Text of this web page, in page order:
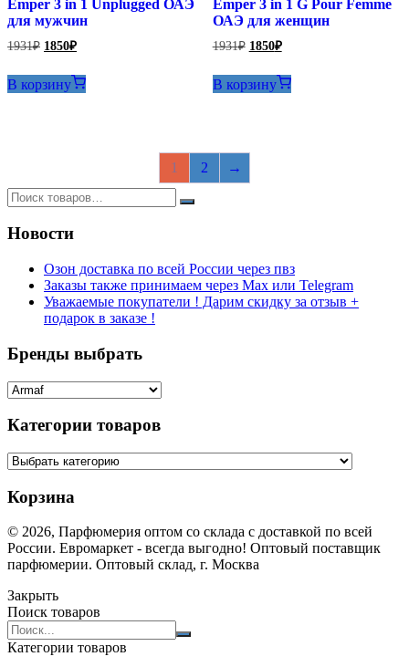
Emper 3 in 1 Unplugged ОАЭ
для мужчин
1931₽ Первоначальная
1931₽.
1850₽Текущая
1850₽.
В корзину
Emper 3 in 1 G Pour Femme
ОАЭ для женщин
1931₽ Первоначальная
1931₽.
1850₽Текущая
1850₽.
В корзину
1 2 →
Новости
Озон доставка по всей России через пвз
Заказы также принимаем через Max или Telegram
Уважаемые покупатели ! Дарим скидку за отзыв +
подарок в заказе !
Бренды выбрать
Категории товаров
Корзина
© 2026, Парфюмерия оптом со склада с доставкой по всей
России. Евромаркет - всегда выгодно! Оптовый поставщик
парфюмерии. Оптовый склад, г. Москва
Закрыть
Поиск товаров
Search
products:
Категории товаров